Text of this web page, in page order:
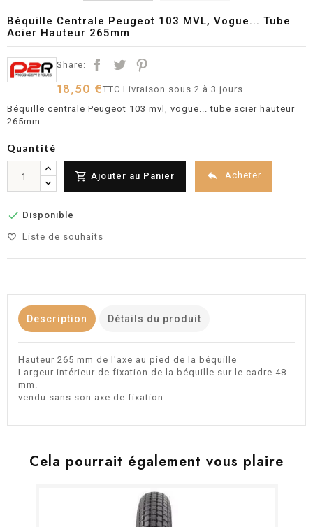
Béquille Centrale Peugeot 103 MVL, Vogue... Tube
Acier Hauteur 265mm
Share:
18,50 €TTCLivraison sous 2 à 3 jours
Béquille centrale Peugeot 103 mvl, vogue... tube acier hauteur
265mm
Quantité
 Ajouter au Panier  Acheter
 Disponible
favorite_border Liste de souhaits
Description Détails du produit
Hauteur 265 mm de l'axe au pied de la béquille
Largeur intérieur de fixation de la béquille sur le cadre 48
mm.
vendu sans son axe de fixation.
Cela pourrait également vous plaire